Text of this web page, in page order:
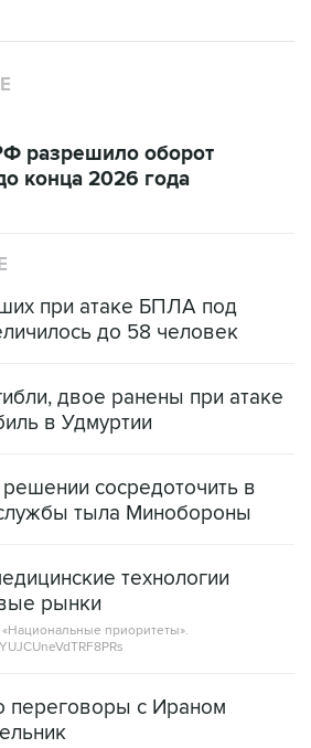
конца 2026 года
при атаке БПЛА под
двое ранены при атаке
сосредоточить в
технологии
приоритеты».